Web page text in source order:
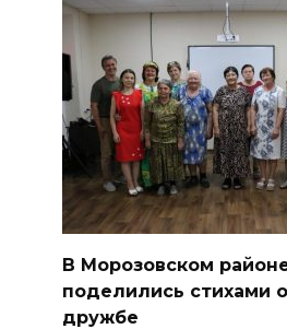
В Морозовском
поделились стихами
дружбе